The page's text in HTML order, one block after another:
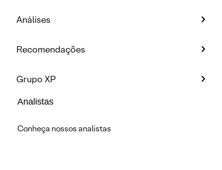
Análises
Recomendações
Grupo XP
Analistas
Conheça nossos analistas